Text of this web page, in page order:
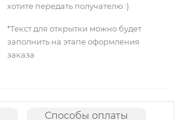
хотите передать получателю :)
*Текст для открытки можно будет
заполнить на этапе оформления
заказа
Способы оплаты